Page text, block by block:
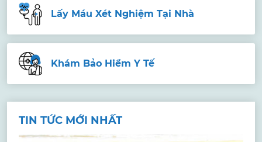
Lấy Máu Xét Nghiệm Tại Nhà
Khám Bảo Hiểm Y Tế
TIN TỨC MỚI NHẤT